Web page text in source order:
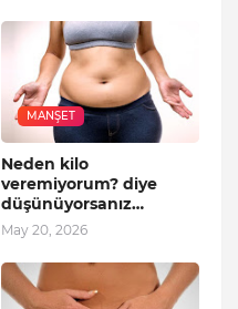
MANŞET
Neden kilo
veremiyorum? diye
düşünüyorsanız…
May 20, 2026